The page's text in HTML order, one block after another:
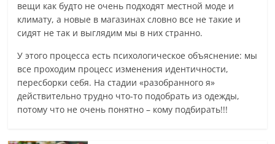
вещи как будто не очень подходят местной моде и
климату, а новые в магазинах словно все не такие и
сидят не так и выглядим мы в них странно.
У этого процесса есть психологическое объяснение: мы
все проходим процесс изменения идентичности,
пересборки себя. На стадии «разобранного я»
действительно трудно что-то подобрать из одежды,
потому что не очень понятно – кому подбирать!!!